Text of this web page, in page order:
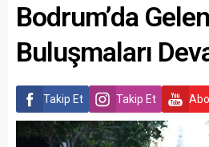
Bodrum’da
Buluşmaları
Takip Et Takip Et